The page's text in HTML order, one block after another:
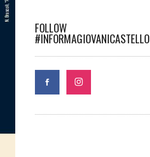
FOLLOW
#INFORMAGIOVANICASTELLO